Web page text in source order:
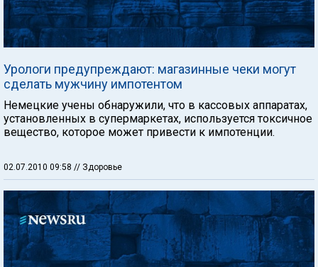
Урологи предупреждают: магазинные чеки могут
сделать мужчину импотентом
Немецкие учены обнаружили, что в кассовых аппаратах,
установленных в супермаркетах, используется токсичное
вещество, которое может привести к импотенции.
02.07.2010 09:58 // Здоровье